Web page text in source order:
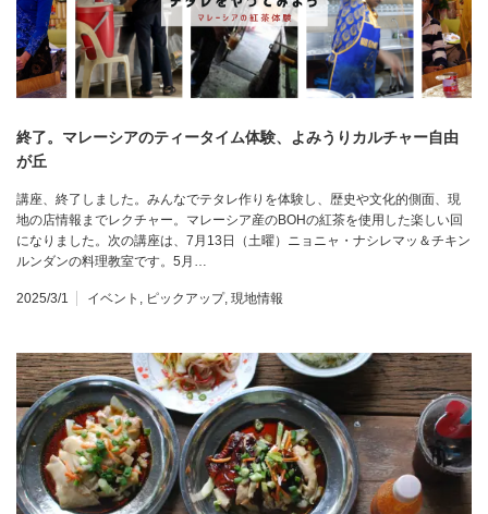
終了。マレーシアのティータイム体験、よみうりカルチャー自由
が丘
講座、終了しました。みんなでテタレ作りを体験し、歴史や文化的側面、現
地の店情報までレクチャー。マレーシア産のBOHの紅茶を使用した楽しい回
になりました。次の講座は、7月13日（土曜）ニョニャ・ナシレマッ＆チキン
ルンダンの料理教室です。5月…
2025/3/1 イベント ピックアップ, 現地情報